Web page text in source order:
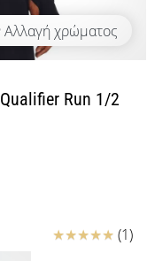
Αλλαγή χρώματος
Run 1/2
Κριτικές (1)